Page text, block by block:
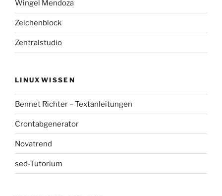
Wingel Mendoza
Zeichenblock
Zentralstudio
LINUXWISSEN
Bennet Richter – Textanleitungen
Crontabgenerator
Novatrend
sed-Tutorium